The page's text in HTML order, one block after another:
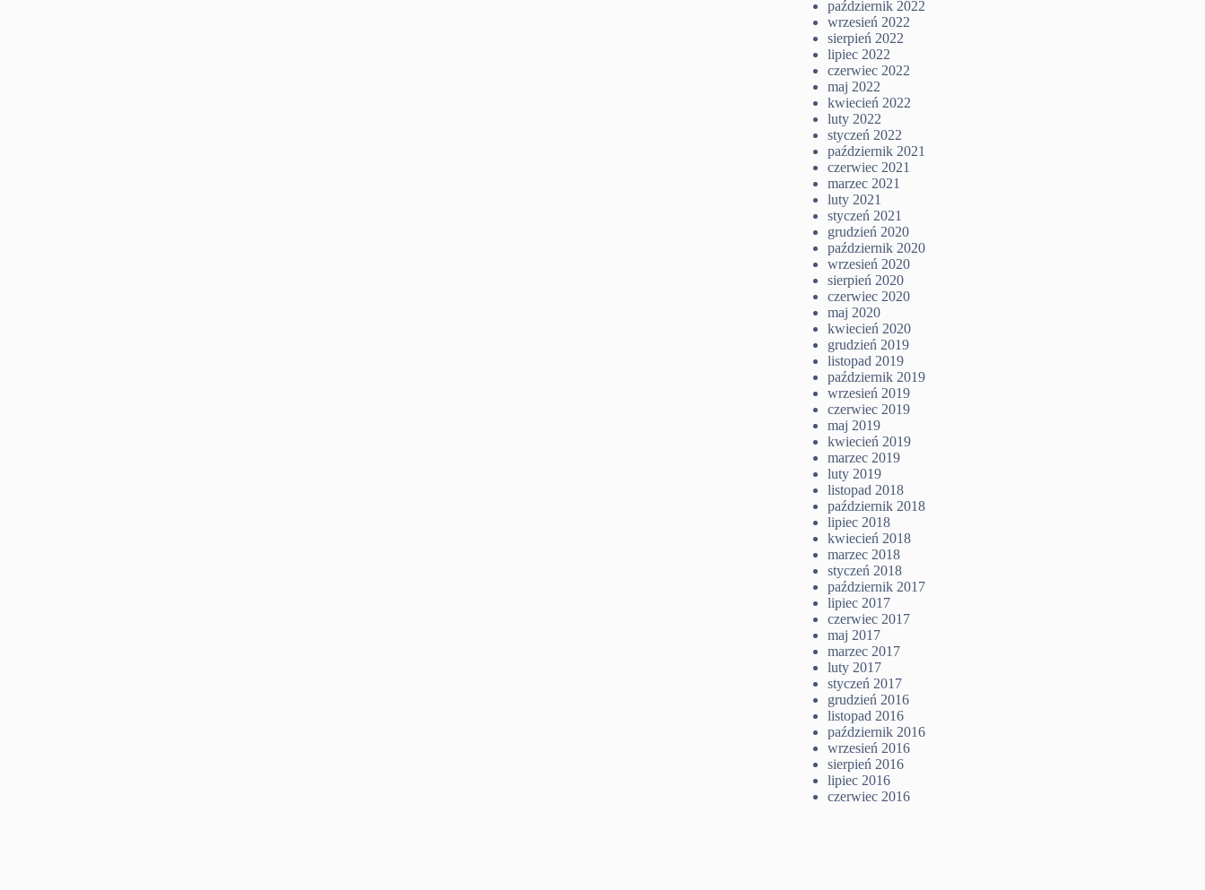
październik 2022
wrzesień 2022
sierpień 2022
lipiec 2022
czerwiec 2022
maj 2022
kwiecień 2022
luty 2022
styczeń 2022
październik 2021
czerwiec 2021
marzec 2021
luty 2021
styczeń 2021
grudzień 2020
październik 2020
wrzesień 2020
sierpień 2020
czerwiec 2020
maj 2020
kwiecień 2020
grudzień 2019
listopad 2019
październik 2019
wrzesień 2019
czerwiec 2019
maj 2019
kwiecień 2019
marzec 2019
luty 2019
listopad 2018
październik 2018
lipiec 2018
kwiecień 2018
marzec 2018
styczeń 2018
październik 2017
lipiec 2017
czerwiec 2017
maj 2017
marzec 2017
luty 2017
styczeń 2017
grudzień 2016
listopad 2016
październik 2016
wrzesień 2016
sierpień 2016
lipiec 2016
czerwiec 2016